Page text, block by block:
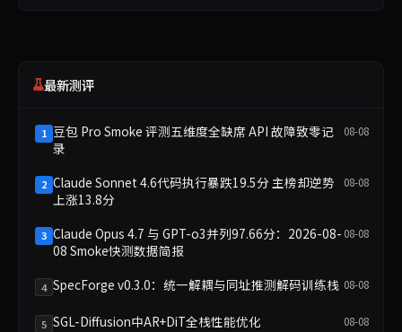
最新测评
1 豆包 Pro Smoke 评测五维度全缺席 API 故障致零记
录
08-08
2 Claude Sonnet 4.6代码执行暴跌19.5分 主榜却逆势
上涨13.8分
08-08
3 Claude Opus 4.7 与 GPT-o3并列97.66分：2026-08-
08 Smoke快测数据简报
08-08
4 SpecForge v0.3.0：统一解耦与同址推测解码训练栈 08-08
5 SGL-Diffusion中AR+DiT全栈性能优化 08-08